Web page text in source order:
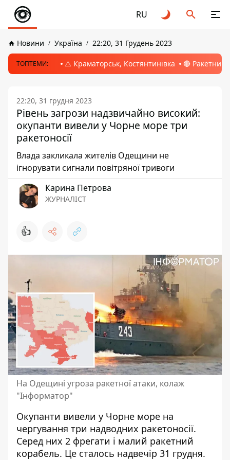
RU
Новини Україна 22:20, 31 Грудень 2023
ТОПТЕМИ: ⚠️ Краматорськ, Костянтинівка 🔴 Ракетний
22:20, 31 грудня 2023
Рівень загрози надзвичайно високий:
окупанти вивели у Чорне море три
ракетоносії
Влада закликала жителів Одещини не
ігнорувати сигнали повітряної тривоги
Карина Петрова
ЖУРНАЛІСТ
👍
На Одещині угроза ракетної атаки, колаж
"Інформатор"
Окупанти вивели у Чорне море на
чергування три надводних ракетоносії.
Серед них 2 фрегати і малий ракетний
корабель. Це сталось надвечір 31 грудня.